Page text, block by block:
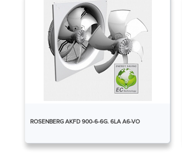
ROSENBERG AKFD 900-6-6G. 6LA A6-VO